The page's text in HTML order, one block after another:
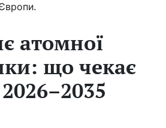
атомної
що чекає